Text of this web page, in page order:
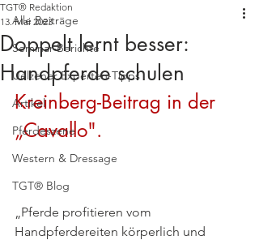
Alle Beiträge
Seminar-Berichte
Uelzener Experten-Tipps
Artikel
Pferdeszene
Western & Dressage
TGT® Blog
Doppelt lernt besser:
Handpferde schulen
TGT® Redaktion
13. Mai 2023
Kreinberg-Beitrag in der
„Cavallo".
„Pferde profitieren vom
Handpferdereiten körperlich und